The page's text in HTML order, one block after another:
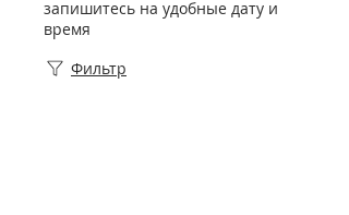
запишитесь на удобные дату и
время
Фильтр